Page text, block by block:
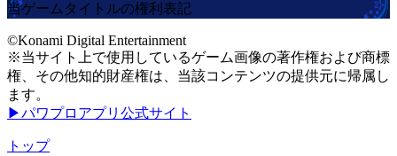
当ゲームタイトルの権利表記
©Konami Digital Entertainment
※当サイト上で使用しているゲーム画像の著作権および商標
権、その他知的財産権は、当該コンテンツの提供元に帰属し
ます。
▶パワプロアプリ公式サイト
トップ